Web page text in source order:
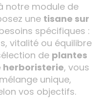
notre module de
une tisane sur
spécifiques :
vitalité ou équilibre
de plantes
herboristerie, vous
unique,
vos objectifs.